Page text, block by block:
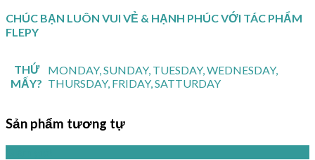
CHÚC BẠN LUÔN VUI VẺ & HẠNH PHÚC VỚI TÁC PHẨM
FLEPY
THỨ
MẤY?
MONDAY, SUNDAY, TUESDAY, WEDNESDAY,
THURSDAY, FRIDAY, SATTURDAY
Sản phẩm tương tự